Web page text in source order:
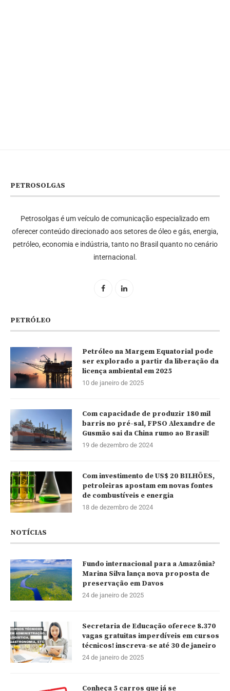
PETROSOLGAS
Petrosolgas é um veículo de comunicação especializado em
oferecer conteúdo direcionado aos setores de óleo e gás, energia,
petróleo, economia e indústria, tanto no Brasil quanto no cenário
internacional.
PETRÓLEO
Petróleo na Margem Equatorial pode
ser explorado a partir da liberação da
licença ambiental em 2025
10 de janeiro de 2025
Com capacidade de produzir 180 mil
barris no pré-sal, FPSO Alexandre de
Gusmão sai da China rumo ao Brasil!
19 de dezembro de 2024
Com investimento de US$ 20 BILHÕES,
petroleiras apostam em novas fontes
de combustíveis e energia
18 de dezembro de 2024
NOTÍCIAS
Fundo internacional para a Amazônia?
Marina Silva lança nova proposta de
preservação em Davos
24 de janeiro de 2025
Secretaria de Educação oferece 8.370
vagas gratuitas imperdíveis em cursos
técnicos! inscreva-se até 30 de janeiro
24 de janeiro de 2025
Conheça 5 carros que já se